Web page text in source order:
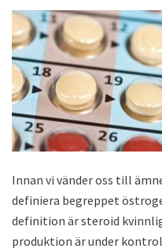
Innan vi vänder oss till
definiera begreppet
definition är steroid
produktion är under